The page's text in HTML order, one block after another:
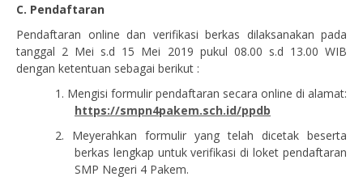
C. Pendaftaran
Pendaftaran online dan verifikasi berkas dilaksanakan pada
tanggal 2 Mei s.d 15 Mei 2019 pukul 08.00 s.d 1 3.00 WIB
dengan ketentuan sebagai berikut :
1. Mengisi formulir pendaftaran secara online di alamat:
https://smpn4pakem.sch.id/ppdb
2. Meyerahkan formulir yang telah dicetak beserta
berkas lengkap untuk verifikasi di loket pendaftaran
SMP Negeri 4 Pakem.